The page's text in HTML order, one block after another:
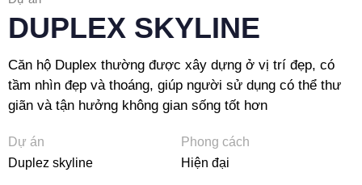
DUPLEX SKYLINE
Căn hộ Duplex thường được xây dựng ở vị trí đẹp, có
tầm nhìn đẹp và thoáng, giúp người sử dụng có thể thư
giãn và tận hưởng không gian sống tốt hơn
Dự án
Duplez skyline
Phong cách
Hiện đại